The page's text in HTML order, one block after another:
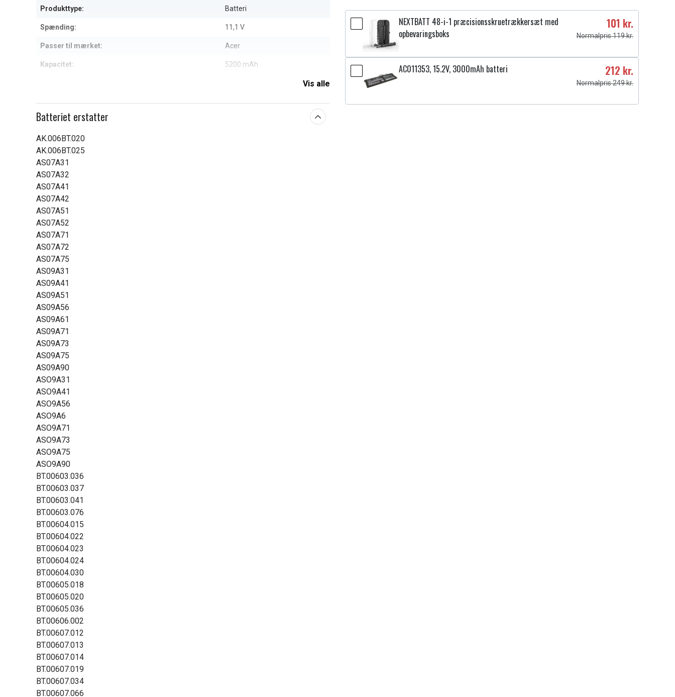
Produkttype: Batteri
Spænding: 11,1 V
Passer til mærket: Acer
Kapacitet: 5200 mAh
Vis alle
Batteriet erstatter
AK.006BT.020
AK.006BT.025
AS07A31
AS07A32
AS07A41
AS07A42
AS07A51
AS07A52
AS07A71
AS07A72
AS07A75
AS09A31
AS09A41
AS09A51
AS09A56
AS09A61
AS09A71
AS09A73
AS09A75
AS09A90
ASO9A31
ASO9A41
ASO9A56
ASO9A6
ASO9A71
ASO9A73
ASO9A75
ASO9A90
BT.00603.036
BT.00603.037
BT.00603.041
BT.00603.076
BT.00604.015
BT.00604.022
BT.00604.023
BT.00604.024
BT.00604.030
BT.00605.018
BT.00605.020
BT.00605.036
BT.00606.002
BT.00607.012
BT.00607.013
BT.00607.014
BT.00607.019
BT.00607.034
BT.00607.066
NEXTBATT 48-i-1 præcisionsskruetrækkersæt med
opbevaringsboks
101 kr.
Normalpris 119 kr.
AC011353, 15.2V, 3000mAh batteri 212 kr.
Normalpris 249 kr.